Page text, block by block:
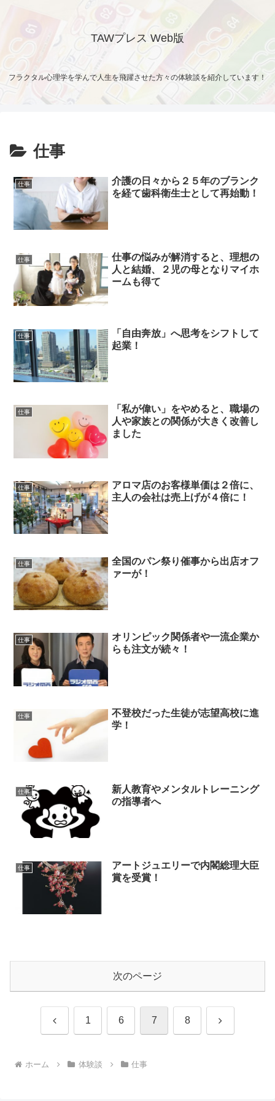
TAWプレス Web版
フラクタル心理学を学んで人生を飛躍させた方々の体験談を紹介しています！
仕事
仕事
介護の日々から２５年のブランク
を経て歯科衛生士として再始動！
仕事
仕事の悩みが解消すると、理想の
人と結婚、２児の母となりマイホ
ームも得て
仕事
「自由奔放」へ思考をシフトして
起業！
仕事
「私が偉い」をやめると、職場の
人や家族との関係が大きく改善し
ました
仕事
アロマ店のお客様単価は２倍に、
主人の会社は売上げが４倍に！
仕事
全国のパン祭り催事から出店オフ
ァーが！
仕事
オリンピック関係者や一流企業か
らも注文が続々！
仕事
不登校だった生徒が志望高校に進
学！
仕事
新人教育やメンタルトレーニング
の指導者へ
仕事
アートジュエリーで内閣総理大臣
賞を受賞！
次のページ
前 1 6 7 8 次
ホーム 体験談 仕事